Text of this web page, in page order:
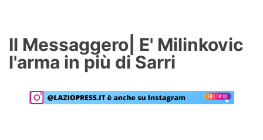
Formello
Primavera
Il Messaggero| E' Milinkovic
l'arma in più di Sarri